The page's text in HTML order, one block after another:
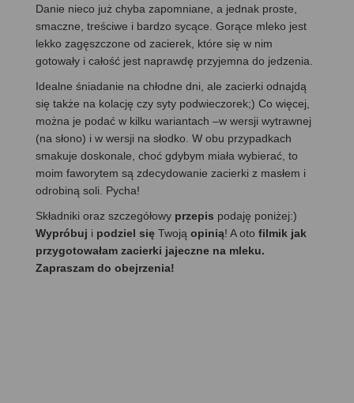
Danie nieco już chyba zapomniane, a jednak proste,
smaczne, treściwe i bardzo sycące. Gorące mleko jest
lekko zagęszczone od zacierek, które się w nim
gotowały i całość jest naprawdę przyjemna do jedzenia.
Idealne śniadanie na chłodne dni, ale zacierki odnajdą
się także na kolację czy syty podwieczorek;) Co więcej,
można je podać w kilku wariantach –w wersji wytrawnej
(na słono) i w wersji na słodko. W obu przypadkach
smakuje doskonale, choć gdybym miała wybierać, to
moim faworytem są zdecydowanie zacierki z masłem i
odrobiną soli. Pycha!
Składniki oraz szczegółowy przepis podaję poniżej:)
Wypróbuj i podziel się Twoją opinią! A oto filmik jak
przygotowałam zacierki jajeczne na mleku.
Zapraszam do obejrzenia!